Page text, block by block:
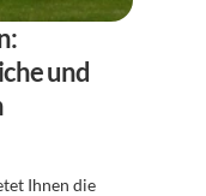
und
Ihnen die